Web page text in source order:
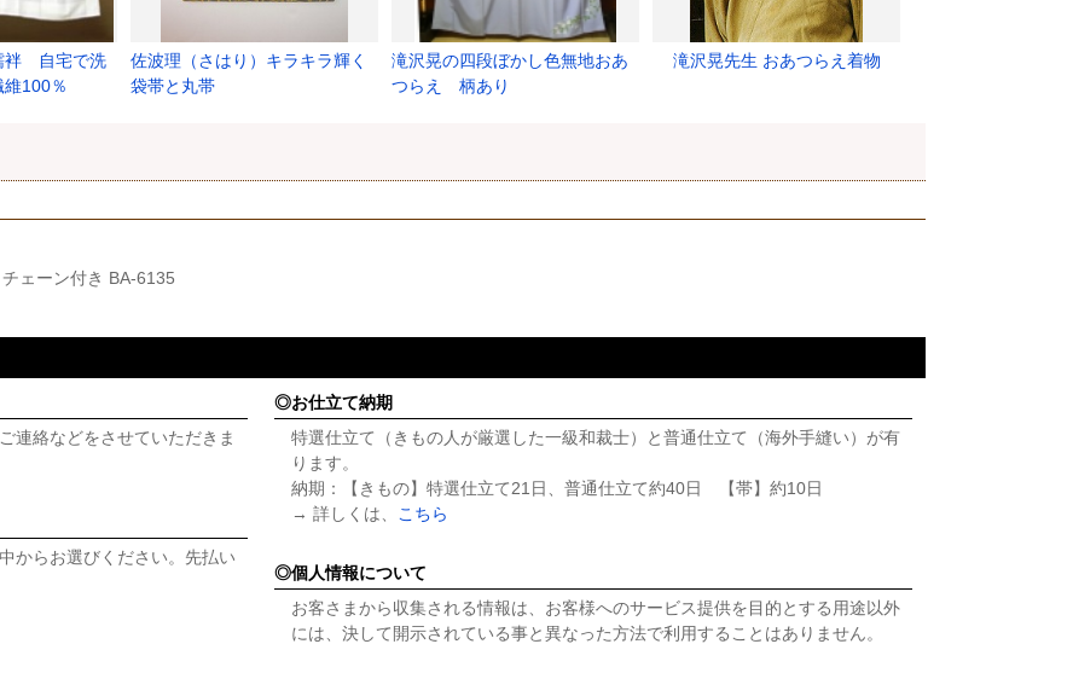
袢 自宅で洗
維100％
佐波理（さはり）キラキラ輝く
袋帯と丸帯
滝沢晃の四段ぼかし色無地おあ
つらえ 柄あり
滝沢晃先生 おあつらえ着物
ェーン付き BA-6135
連絡などをさせていただきま
からお選びください。先払い
お仕立て納期
特選仕立て（きもの人が厳選した一級和裁士）と普通仕立て（海外手縫い）が有
ります。
納期：【きもの】特選仕立て21日、普通仕立て約40日 【帯】約10日
→ 詳しくは、 こちら
個人情報について
お客さまから収集される情報は、お客様へのサービス提供を目的とする用途以外
には、決して開示されている事と異なった方法で利用することはありません。